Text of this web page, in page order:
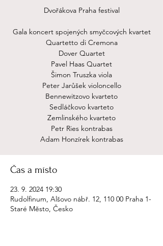
Dvořákova Praha festival
Gala koncert spojených smyčcových kvartet
Quartetto di Cremona
Dover Quartet
Pavel Haas Quartet
Šimon Truszka viola
Peter Jarůšek violoncello
Bennewitzovo kvarteto
Sedláčkovo kvarteto
Zemlinského kvarteto
Petr Ries kontrabas
Adam Honzírek kontrabas
Čas a místo
23. 9. 2024 19:30
Rudolfinum, Alšovo nábř. 12, 110 00 Praha 1-
Staré Město, Česko